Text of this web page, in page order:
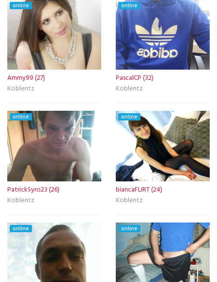
online
Ammy99 (27)
Koblentz
online
PascalCP (32)
Koblentz
online
PatrickSyro23 (26)
Koblentz
online
biancaFLIRT (24)
Koblentz
online online